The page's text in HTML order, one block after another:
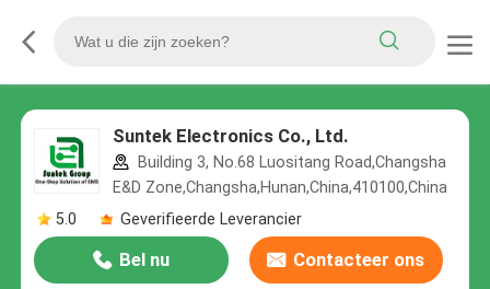
Suntek Electronics Co., Ltd.
Building 3, No.68 Luositang Road,Changsha
E&D Zone,Changsha,Hunan,China,410100,China
5.0
Geverifieerde Leverancier
Bel nu Contacteer ons